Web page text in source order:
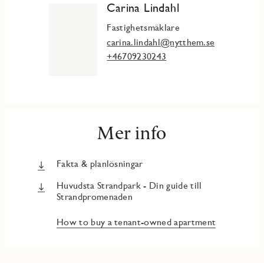
Carina Lindahl
Fastighetsmäklare
carina.lindahl@nytthem.se
+46709230243
Mer info
Fakta & planlösningar
Huvudsta Strandpark - Din guide till
Strandpromenaden
How to buy a tenant-owned apartment